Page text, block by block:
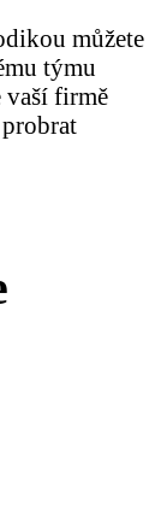
můžete
týmu
vaší firmě